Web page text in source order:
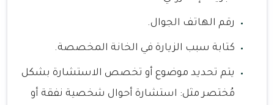
رقم الهاتف الجوال.
كتابة سبب الزيارة في الخانة المخصصة.
يتم تحديد موضوع أو تخصص الاستشارة بشكل
مُختصر مثل: استشارة أحوال شخصية نفقة أو